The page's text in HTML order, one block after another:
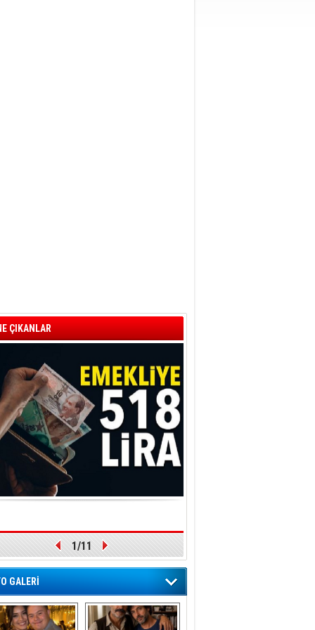
ÇIKANLAR
1/11
GALERİ